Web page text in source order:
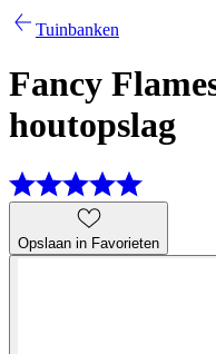
Tuinbanken
Fancy
houtopslag
Opslaan in Favorieten